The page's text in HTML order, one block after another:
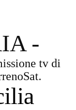
-
tv di